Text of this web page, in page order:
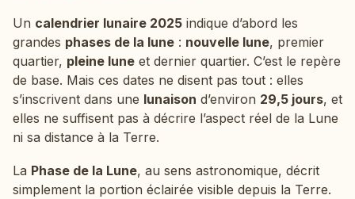
Un calendrier lunaire 2025 indique d’abord les
grandes phases de la lune : nouvelle lune, premier
quartier, pleine lune et dernier quartier. C’est le repère
de base. Mais ces dates ne disent pas tout : elles
s’inscrivent dans une lunaison d’environ 29,5 jours, et
elles ne suffisent pas à décrire l’aspect réel de la Lune
ni sa distance à la Terre.
La Phase de la Lune, au sens astronomique, décrit
simplement la portion éclairée visible depuis la Terre.